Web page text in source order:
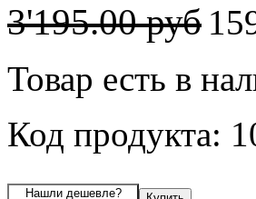
3'195.00 руб
Товар есть в
Код продукта: